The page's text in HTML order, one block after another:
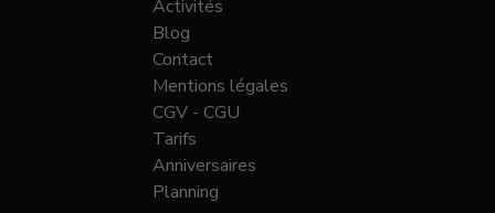
Activités
Blog
Contact
Mentions légales
CGV - CGU
Tarifs
Anniversaires
Planning